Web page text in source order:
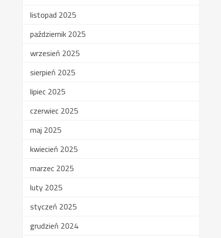
listopad 2025
październik 2025
wrzesień 2025
sierpień 2025
lipiec 2025
czerwiec 2025
maj 2025
kwiecień 2025
marzec 2025
luty 2025
styczeń 2025
grudzień 2024